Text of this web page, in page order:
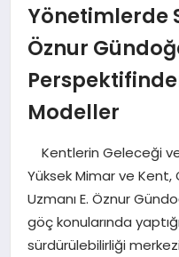
TEKNOLOJI
YAŞAM
Yönetimlerde
Öznur
Modeller
Kentlerin Geleceği ve
Yüksek Mimar ve
Uzmanı E. Öznur
göç konularında
sürdürülebilirliği